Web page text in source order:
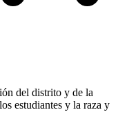
del distrito y de la
estudiantes y la raza y